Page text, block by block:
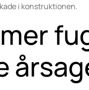
i konstruktionen.